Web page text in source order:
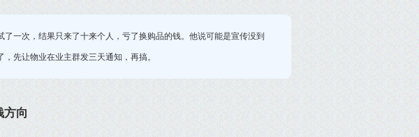
一次，结果只来了十来个人，亏了换购品的钱。他说可能是宣传没到
先让物业在业主群发三天通知，再搞。
方向